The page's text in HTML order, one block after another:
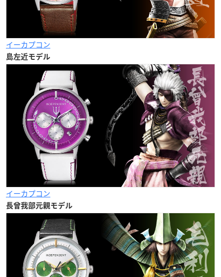
イーカプコン
島左近モデル
イーカプコン
長曾我部元親モデル